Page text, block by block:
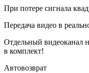
При потере сигнала
Передача видео в
Отдельный видеоканал
в комплект!
Автовозврат